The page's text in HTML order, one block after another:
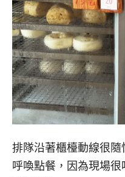
排隊沿著櫃檯動線很
呼喚點餐，因為現場